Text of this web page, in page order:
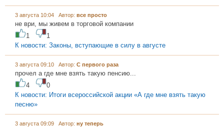
3 августа 10:04 Автор: все просто
не ври, мы живем в торговой компании
1
1
К новости: Законы, вступающие в силу в августе
3 августа 09:10 Автор: С первого раза
прочел а где мне взять такую пенсию...
4
0
К новости: Итоги всероссийской акции «А где мне взять такую
песню»
3 августа 09:09 Автор: ну теперь